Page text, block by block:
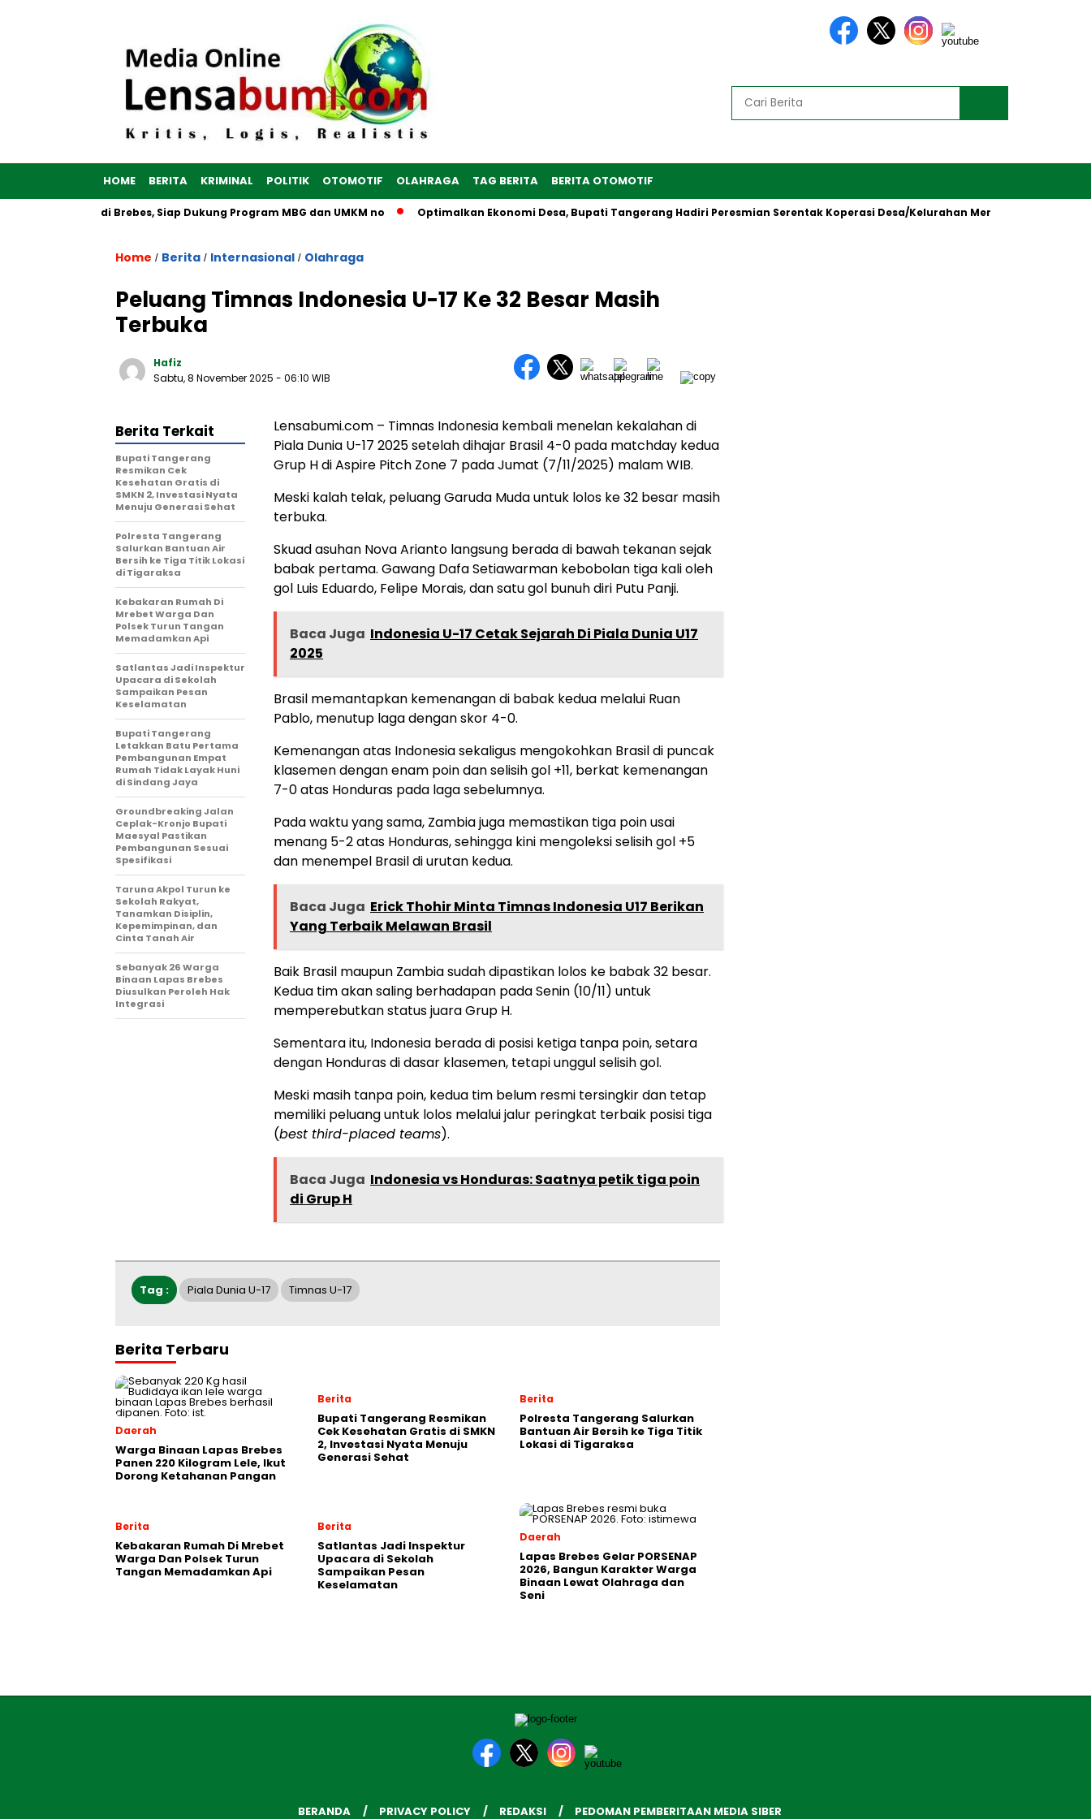
HOME BERITA KRIMINAL POLITIK OTOMOTIF OLAHRAGA TAG BERITA BERITA OTOMOTIF
Dibangun di Brebes, Siap Dukung Program MBG dan UMKM no Optimalkan Ekonomi Desa, Bupati Tangerang Hadiri Peresmian Serentak Koperasi Desa/Kelurahan Merah Putih oleh
Home / Berita / Internasional / Olahraga
Peluang Timnas Indonesia U-17 Ke 32 Besar Masih
Terbuka
Hafiz
Sabtu, 8 November 2025 - 06:10 WIB
Lensabumi.com – Timnas Indonesia kembali menelan kekalahan di
Piala Dunia U-17 2025 setelah dihajar Brasil 4-0 pada matchday kedua
Grup H di Aspire Pitch Zone 7 pada Jumat (7/11/2025) malam WIB.
Meski kalah telak, peluang Garuda Muda untuk lolos ke 32 besar masih
terbuka.
Skuad asuhan Nova Arianto langsung berada di bawah tekanan sejak
babak pertama. Gawang Dafa Setiawarman kebobolan tiga kali oleh
gol Luis Eduardo, Felipe Morais, dan satu gol bunuh diri Putu Panji.
Baca Juga Indonesia U-17 Cetak Sejarah Di Piala Dunia U17
2025
Brasil memantapkan kemenangan di babak kedua melalui Ruan
Pablo, menutup laga dengan skor 4-0.
Kemenangan atas Indonesia sekaligus mengokohkan Brasil di puncak
klasemen dengan enam poin dan selisih gol +11, berkat kemenangan
7-0 atas Honduras pada laga sebelumnya.
Pada waktu yang sama, Zambia juga memastikan tiga poin usai
menang 5-2 atas Honduras, sehingga kini mengoleksi selisih gol +5
dan menempel Brasil di urutan kedua.
Baca Juga Erick Thohir Minta Timnas Indonesia U17 Berikan
Yang Terbaik Melawan Brasil
Baik Brasil maupun Zambia sudah dipastikan lolos ke babak 32 besar.
Kedua tim akan saling berhadapan pada Senin (10/11) untuk
memperebutkan status juara Grup H.
Sementara itu, Indonesia berada di posisi ketiga tanpa poin, setara
dengan Honduras di dasar klasemen, tetapi unggul selisih gol.
Meski masih tanpa poin, kedua tim belum resmi tersingkir dan tetap
memiliki peluang untuk lolos melalui jalur peringkat terbaik posisi tiga
(best third-placed teams).
Baca Juga Indonesia vs Honduras: Saatnya petik tiga poin
di Grup H
Berita Terkait
‎Bupati Tangerang
Resmikan Cek
Kesehatan Gratis di
SMKN 2, Investasi Nyata
Menuju Generasi Sehat
Polresta Tangerang
Salurkan Bantuan Air
Bersih ke Tiga Titik Lokasi
di Tigaraksa
Kebakaran Rumah Di
Mrebet Warga Dan
Polsek Turun Tangan
Memadamkan Api
Satlantas Jadi Inspektur
Upacara di Sekolah
Sampaikan Pesan
Keselamatan
Bupati Tangerang
Letakkan Batu Pertama
Pembangunan Empat
Rumah Tidak Layak Huni
di Sindang Jaya
Groundbreaking Jalan
Ceplak-Kronjo Bupati
Maesyal Pastikan
Pembangunan Sesuai
Spesifikasi
Taruna Akpol Turun ke
Sekolah Rakyat,
Tanamkan Disiplin,
Kepemimpinan, dan
Cinta Tanah Air
Sebanyak 26 Warga
Binaan Lapas Brebes
Diusulkan Peroleh Hak
Integrasi
Tag : Piala Dunia U-17 Timnas U-17
Berita Terbaru
Daerah
Warga Binaan Lapas Brebes
Panen 220 Kilogram Lele, Ikut
Dorong Ketahanan Pangan
Berita
‎Bupati Tangerang Resmikan
Cek Kesehatan Gratis di SMKN
2, Investasi Nyata Menuju
Generasi Sehat
Berita
Polresta Tangerang Salurkan
Bantuan Air Bersih ke Tiga Titik
Lokasi di Tigaraksa
Berita
Kebakaran Rumah Di Mrebet
Warga Dan Polsek Turun
Tangan Memadamkan Api
Berita
Satlantas Jadi Inspektur
Upacara di Sekolah
Sampaikan Pesan
Keselamatan
Daerah
Lapas Brebes Gelar PORSENAP
2026, Bangun Karakter Warga
Binaan Lewat Olahraga dan
Seni
BERANDA PRIVACY POLICY REDAKSI PEDOMAN PEMBERITAAN MEDIA SIBER